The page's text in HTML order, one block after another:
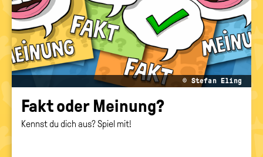
© Stefan Eling
Fakt oder Mei­nung?
Kennst du dich aus? Spiel mit!